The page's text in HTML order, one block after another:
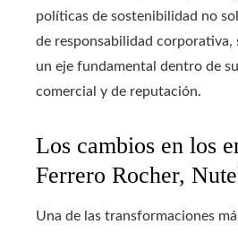
políticas de sostenibilidad no
de responsabilidad corporativa,
un eje fundamental dentro de
comercial y de reputación.
Los cambios en los
Ferrero Rocher,
Una de las transformaciones